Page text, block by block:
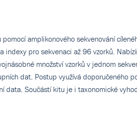
amplikonového sekvenování
indexy pro sekvenaci až 96 vzorků.
množství vzorků v jednom
dat. Postup využívá doporučeného
data. Součástí kitu je i taxonomické